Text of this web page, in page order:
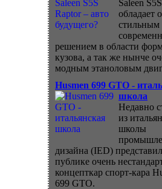
Saleen
обладает
стильным
решением в области
кузова, а так же нынче
модным этаноловым
Husmen 699 GTO -
школа
Недавно
из
школы
дизайна (IED)
публике очень
концепткар спорт-кара
699 GTO.